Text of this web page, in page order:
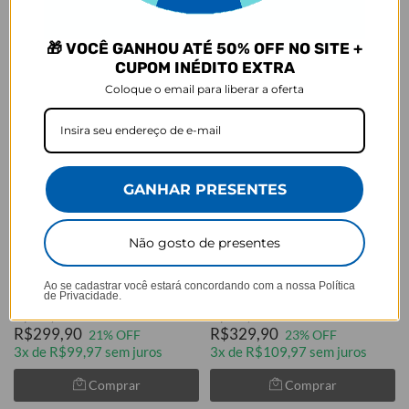
GANHE UMA NECESSAIRE
Cores:
Bolsa Joy Pro - Flower Bloom
★★ ★6260 avaliações
R$379,90
R$299,90 21% OFF
3x de R$99,97 sem juros
Comprar
GANHE UMA NECESSAIRE
Cores:
Potter - Free Dobby
R$429,90
R$329,90 23% OFF
3x de R$109,97 sem juros
Comprar
🎁 VOCÊ GANHOU ATÉ 50% OFF NO SITE +
CUPOM INÉDITO EXTRA
Coloque o email para liberar a oferta
GANHAR PRESENTES
Não gosto de presentes
Ao se cadastrar você estará concordando com a nossa Política
de Privacidade.